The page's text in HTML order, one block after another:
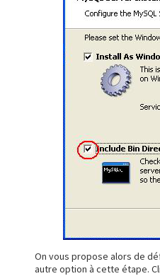
On vous propose alors de
autre option à cette étape.